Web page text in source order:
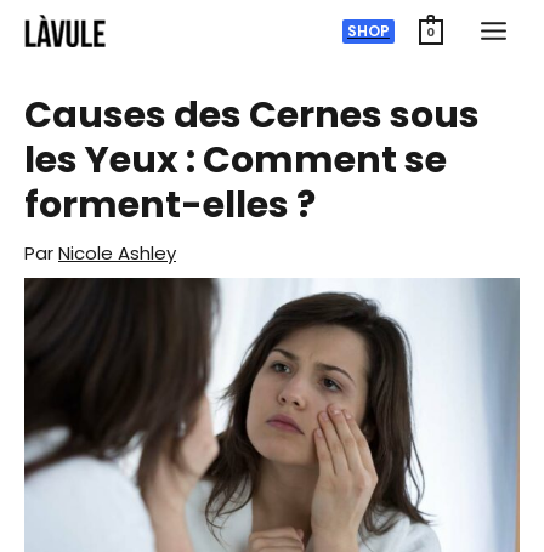
Zum
Inhalt
SHOP 0
Causes des Cernes sous
les Yeux : Comment se
forment-elles ?
ParNicole Ashley